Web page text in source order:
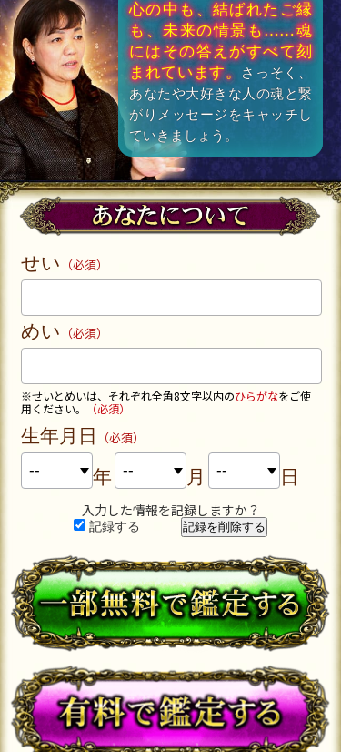
心の中も、結ばれたご縁
も、未来の情景も……魂
にはその答えがすべて刻
まれています。 さっそく、
あなたや大好きな人の魂と繋
がりメッセージをキャッチし
ていきましょう。
せい （必須）
めい （必須）
※せいとめいは、それぞれ全角8文字以内のひらがなをご使
用ください。
（必須）
生年月日 （必須）
年 月 日
入力した情報を記録しますか？
記録する